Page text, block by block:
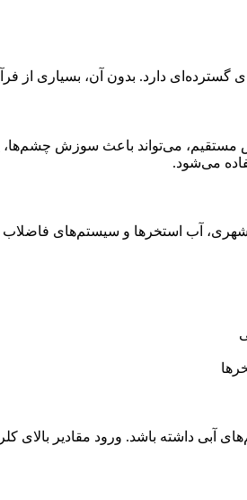
گسترده‌ای دارد. بدون آن، بسیاری
مستقیم، می‌تواند باعث سوزش
می‌شود.
شهری، آب استخرها و سیستم‌های
داشته باشد. ورود مقادیر بالای